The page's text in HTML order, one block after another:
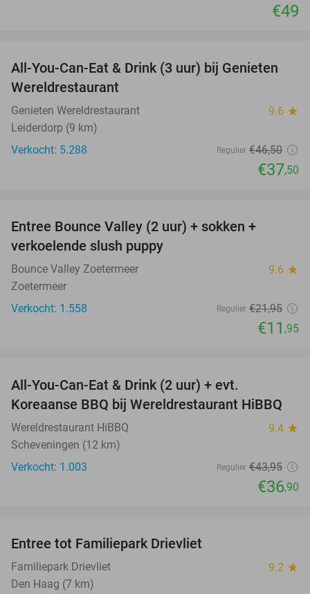
€49
19%
All-You-Can-Eat & Drink (3 uur) bij Genieten
Wereldrestaurant
Genieten Wereldrestaurant 9.6 star
Leiderdorp (9 km)
Verkocht: 5.288
Regulier €46,50
€37,50
Entree Bounce Valley (2 uur) + sokken +
verkoelende slush puppy
Bounce Valley Zoetermeer 9.6 star
Zoetermeer
Verkocht: 1.558
Regulier €21,95
€11 ,95
All-You-Can-Eat & Drink (2 uur) + evt.
Koreaanse BBQ bij Wereldrestaurant HiBBQ
Wereldrestaurant HiBBQ 9.4 star
Scheveningen (12 km)
Verkocht: 1.003
Regulier €43,95
€36,90
Entree tot Familiepark Drievliet
Familiepark Drievliet 9.2 star
Den Haag (7 km)